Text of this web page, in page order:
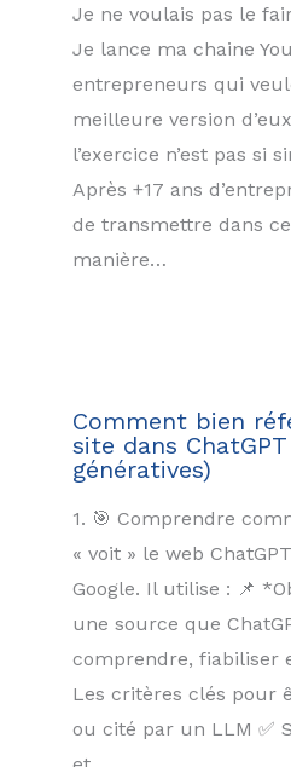
Je ne voulais pas le
Je lance ma chaine
entrepreneurs qui
meilleure version
l’exercice n’est pas si
Après +17 ans
de transmettre dans
manière…
Comment bien
site dans
génératives)
1. 🎯 Comprendre
« voit » le web
Google. Il utilise : 📌
une source que
comprendre, fiabiliser
Les critères clés pour
ou cité par un LLM ✅